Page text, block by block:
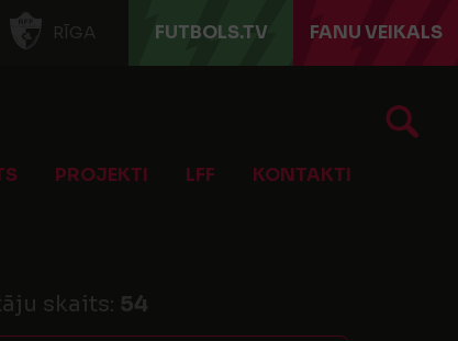
RĪGA FUTBOLS.TV FANU VEIKALS
PROJEKTI LFF KONTAKTI
skaits: 54